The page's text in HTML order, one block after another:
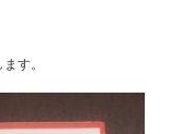
す。